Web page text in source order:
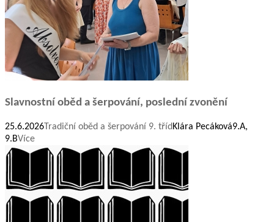
Slavnostní oběd a šerpování, poslední zvonění
25.6.2026Tradiční oběd a šerpování 9. třídKlára Pecáková9.A,
9.BVíce